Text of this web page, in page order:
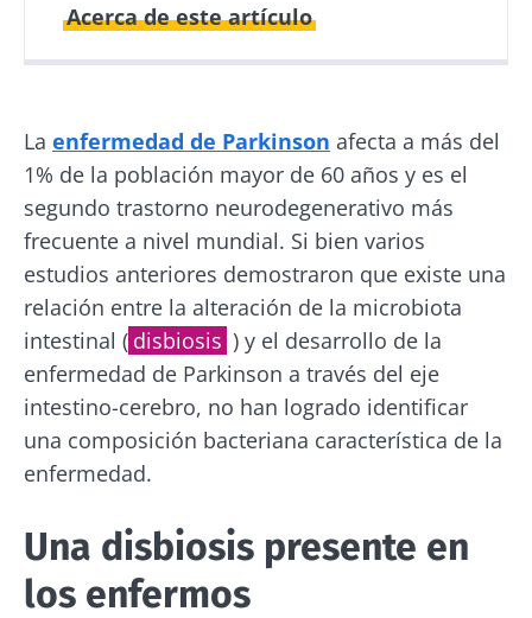
Acerca de este artículo
29 Octubre 2019
14 Mayo 2024
La enfermedad de Parkinson afecta a más del
1% de la población mayor de 60 años y es el
segundo trastorno neurodegenerativo más
frecuente a nivel mundial. Si bien varios
estudios anteriores demostraron que existe una
relación entre la alteración de la microbiota
intestinal ( disbiosis ) y el desarrollo de la
enfermedad de Parkinson a través del eje
intestino-cerebro, no han logrado identificar
una composición bacteriana característica de la
enfermedad.
Una disbiosis presente en
los enfermos